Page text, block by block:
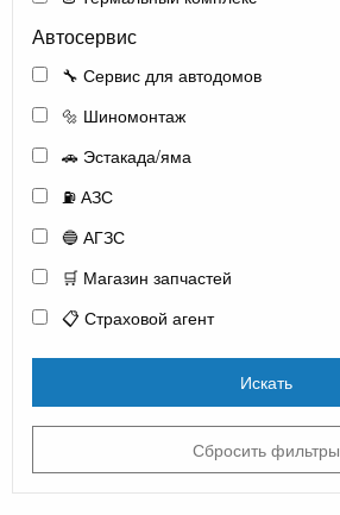
Автосервис
🔧 Сервис для автодомов
🔩 Шиномонтаж
🚗 Эстакада/яма
⛽ АЗС
🔵 АГЗС
🛒 Магазин запчастей
📋 Страховой агент
Искать
Сбросить фильтры